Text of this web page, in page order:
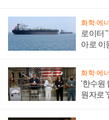
화학·에
로이터
아로 이
화학·에
'한수원
원자로 '